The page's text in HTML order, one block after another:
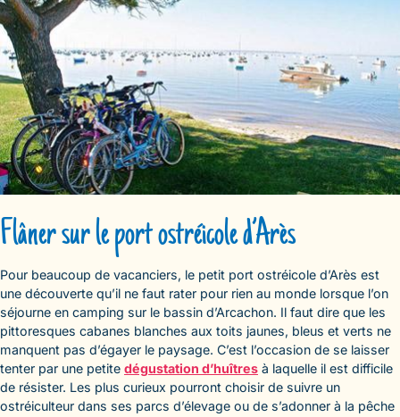
Flâner sur le port ostréicole d’Arès
Pour beaucoup de vacanciers, le petit port ostréicole d’Arès est
une découverte qu’il ne faut rater pour rien au monde lorsque l’on
séjourne en camping sur le bassin d’Arcachon. Il faut dire que les
pittoresques cabanes blanches aux toits jaunes, bleus et verts ne
manquent pas d’égayer le paysage. C’est l’occasion de se laisser
tenter par une petite dégustation d’huîtres à laquelle il est difficile
de résister. Les plus curieux pourront choisir de suivre un
ostréiculteur dans ses parcs d’élevage ou de s’adonner à la pêche